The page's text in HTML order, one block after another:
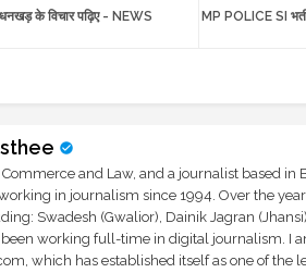
MP POLICE SI
धनखड़ के विचार पढ़िए - NEWS
and Law, and a journalist based in
in journalism since 1994. Over the
Swadesh (Gwalior), Dainik Jagran
been working full-time in digital journalism. I
which has established itself as one of the